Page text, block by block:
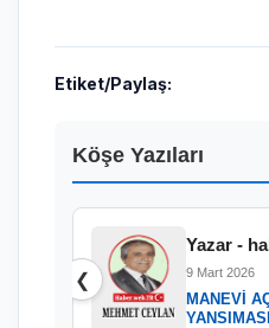
Etiket/Paylaş:
Köşe Yazıları
❮
Yazar -
9 Mart 2026
MANEVİ